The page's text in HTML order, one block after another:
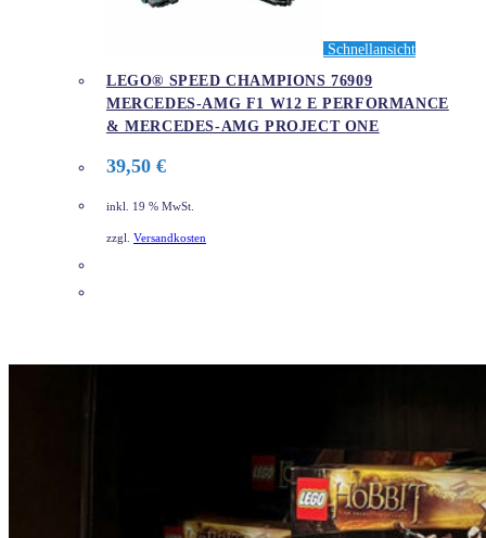
Schnellansicht
LEGO® SPEED CHAMPIONS 76909
MERCEDES-AMG F1 W12 E PERFORMANCE
& MERCEDES-AMG PROJECT ONE
39,50 €
inkl. 19 % MwSt.
zzgl. Versandkosten